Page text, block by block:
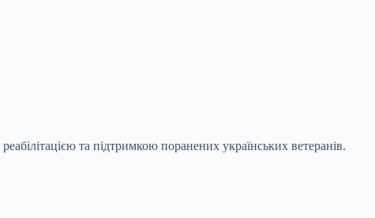
та підтримкою поранених українських ветеранів.